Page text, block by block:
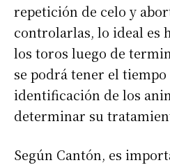
repetición de celo y
controlarlas, lo ideal es
los toros luego de
se podrá tener el
identificación de los
determinar su
Según Cantón, es